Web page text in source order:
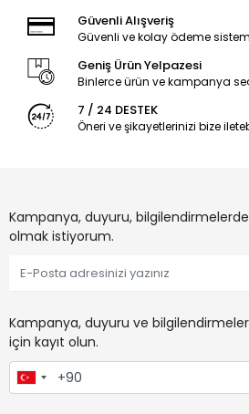
Güvenli Alışveriş
Güvenli ve kolay ödeme
Geniş Ürün Yelpazesi
Binlerce ürün ve kampanya
7 / 24 DESTEK
Öneri ve şikayetlerinizi bize
Kampanya, duyuru,
olmak istiyorum.
Kampanya, duyuru ve
için kayıt olun.